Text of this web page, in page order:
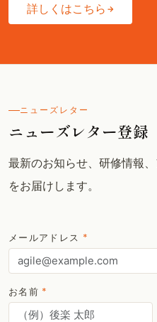
詳しくはこちら
ニューズレター
ニューズレター登録
最新のお知らせ、研修情報
をお届けします。
メールアドレス *
お名前 *